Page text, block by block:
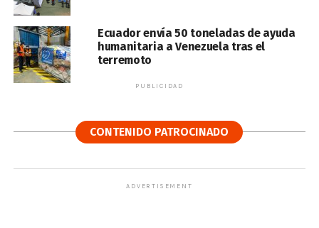
Ecuador envía 50 toneladas de ayuda
humanitaria a Venezuela tras el
terremoto
PUBLICIDAD
CONTENIDO PATROCINADO
ADVERTISEMENT